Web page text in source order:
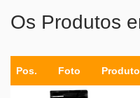
Os Produtos
Pos. Foto Produto